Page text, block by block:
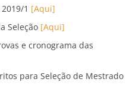
1 [Aqui]
Seleção [Aqui]
e cronograma das
para Seleção de Mestrado